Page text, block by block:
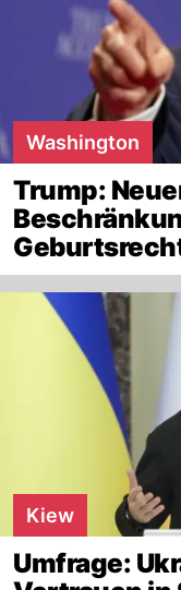
Washington
Trump:
Kiew
Umfrage: